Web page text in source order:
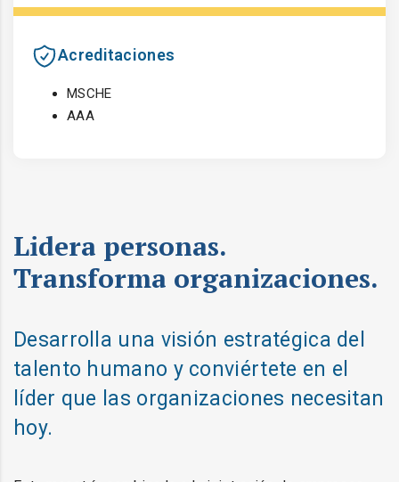
Acreditaciones
MSCHE
AAA
Lidera personas.
Transforma organizaciones.
Desarrolla una visión estratégica del
talento humano y conviértete en el
líder que las organizaciones necesitan
hoy.